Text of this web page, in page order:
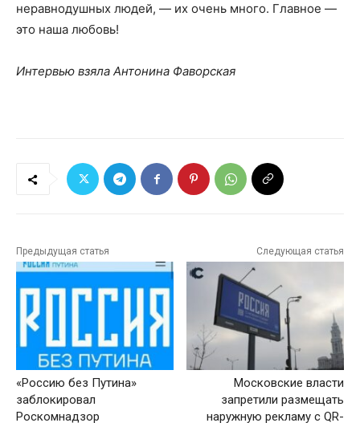
неравнодушных людей, — их очень много. Главное —
это наша любовь!
Интервью взяла Антонина Фаворская
Предыдущая статья
«Россию без Путина»
заблокировал
Роскомнадзор
Следующая статья
Московские власти
запретили размещать
наружную рекламу с QR-